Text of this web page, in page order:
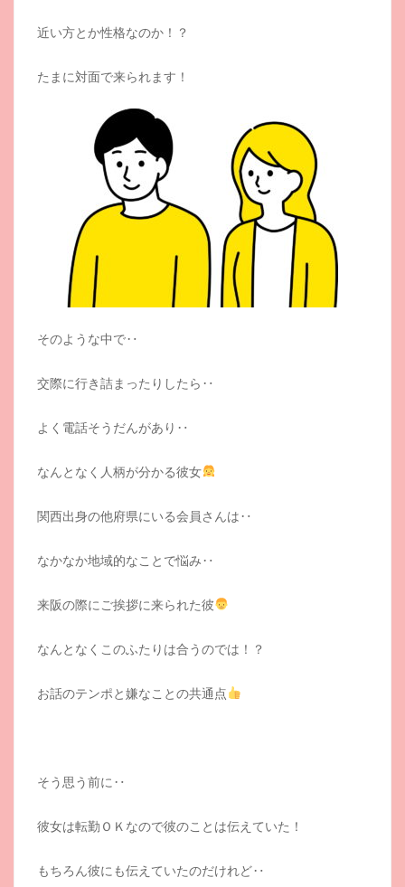
近い方とか性格なのか！？
たまに対面で来られます！
そのような中で‥
交際に行き詰まったりしたら‥
よく電話そうだんがあり‥
なんとなく人柄が分かる彼女
関西出身の他府県にいる会員さんは‥
なかなか地域的なことで悩み‥
来阪の際にご挨拶に来られた彼
なんとなくこのふたりは合うのでは！？
お話のテンポと嫌なことの共通点
そう思う前に‥
彼女は転勤ＯＫなので彼のことは伝えていた！
もちろん彼にも伝えていたのだけれど‥